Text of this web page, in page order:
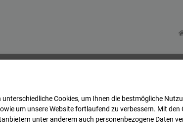
Reutlingen Archiv 2026 07 08
unterschiedliche Cookies, um Ihnen die best­mögliche
um unsere Website fortlaufend zu verbessern. Mit den
unter anderem auch personenbezogene Daten